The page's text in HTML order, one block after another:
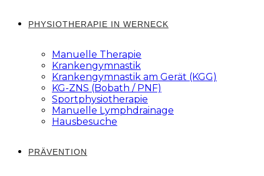
PHYSIOTHERAPIE IN WERNECK
Manuelle Therapie
Krankengymnastik
Krankengymnastik am Gerät (KGG)
KG-ZNS (Bobath / PNF)
Sportphysiotherapie
Manuelle Lymphdrainage
Hausbesuche
PRÄVENTION